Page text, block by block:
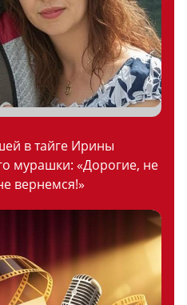
в тайге Ирины
мурашки: «Дорогие, не
вернемся!»